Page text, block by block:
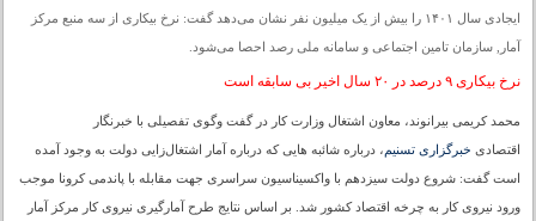
ایجادی سال ۱۴۰۱ را بیش از یک میلیون نفر نشان می‌دهد گفت: نرخ بیکاری از سه منبع مرکز
آمار, سازمان تامین اجتماعی و سامانه ملی رصد احصا می‌شود.
نرخ بیکاری ۹ درصد در ۲۰ سال اخیر بی سابقه است
محمد کریمی بیرانوند، معاون اشتغال وزارت کار در گفت وگوی تفصیلی با خبرنگار
اقتصادی خبرگزاری تسنیم ، درباره شائبه هایی که درباره آمار اشتغال‌زایی دولت به وجود آمده
است گفت: شروع دولت سیزدهم با واکسیناسیون سراسری جهت مقابله با پاندمی کرونا موجب
ورود نیروی کار به چرخه اقتصاد کشور شد. بر اساس نتایج طرح آمارگیری نیروی کار مرکز آمار